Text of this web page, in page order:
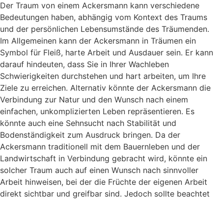
Der Traum von einem Ackersmann kann verschiedene
Bedeutungen haben, abhängig vom Kontext des Traums
und der persönlichen Lebensumstände des Träumenden.
Im Allgemeinen kann der Ackersmann in Träumen ein
Symbol für Fleiß, harte Arbeit und Ausdauer sein. Er kann
darauf hindeuten, dass Sie in Ihrer Wachleben
Schwierigkeiten durchstehen und hart arbeiten, um Ihre
Ziele zu erreichen. Alternativ könnte der Ackersmann die
Verbindung zur Natur und den Wunsch nach einem
einfachen, unkomplizierten Leben repräsentieren. Es
könnte auch eine Sehnsucht nach Stabilität und
Bodenständigkeit zum Ausdruck bringen. Da der
Ackersmann traditionell mit dem Bauernleben und der
Landwirtschaft in Verbindung gebracht wird, könnte ein
solcher Traum auch auf einen Wunsch nach sinnvoller
Arbeit hinweisen, bei der die Früchte der eigenen Arbeit
direkt sichtbar und greifbar sind. Jedoch sollte beachtet